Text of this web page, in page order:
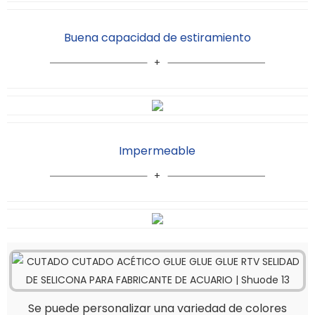
Impermeable
Buena capacidad de estiramiento
Se puede personalizar una variedad de colores